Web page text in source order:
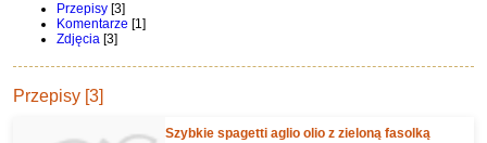
Przepisy [3]
Komentarze [1]
Zdjęcia [3]
Przepisy [3]
Szybkie spagetti aglio olio z zieloną fasolką